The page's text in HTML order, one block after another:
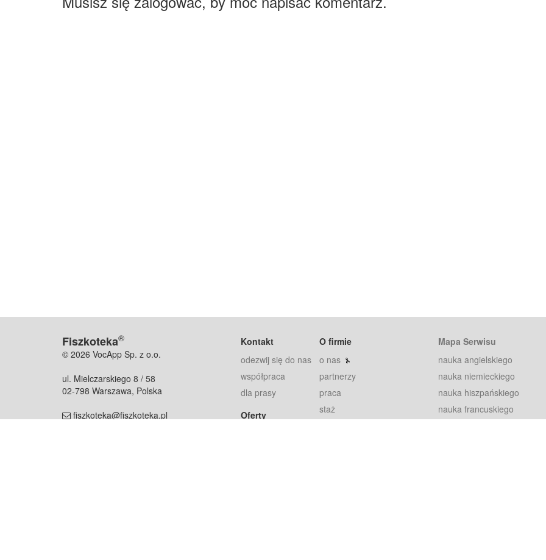
Fiszkoteka®
© 2026 VocApp Sp. z o.o.
ul. Mielczarskiego 8 / 58
02-798 Warszawa, Polska
fiszkoteka@fiszkoteka.pl
Kontakt
odezwij się do nas
współpraca
dla prasy
Oferty
O firmie
o nas
partnerzy
praca
staż
Mapa Serwisu
nauka angielskiego
nauka niemieckiego
nauka hiszpańskiego
nauka francuskiego